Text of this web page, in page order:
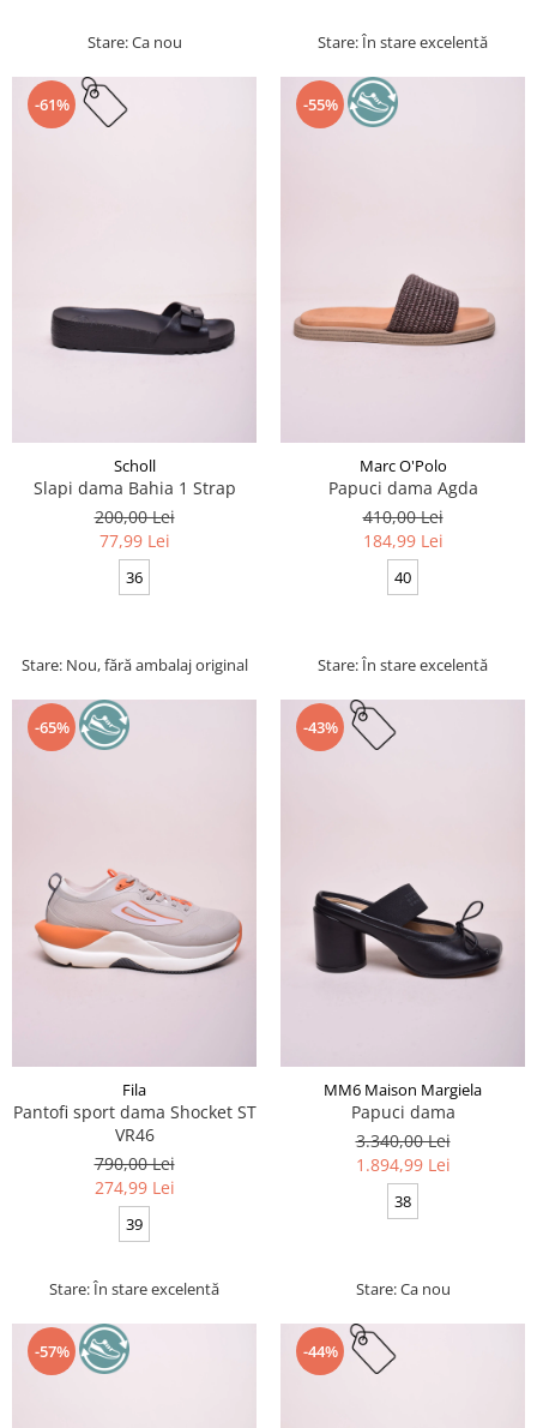
Stare: Ca nou Stare: În stare excelentă
-61%
Scholl
Slapi dama Bahia 1 Strap
200,00 Lei
77,99 Lei
36
Stare: Nou, fără ambalaj original
-55%
Marc O'Polo
Papuci dama Agda
410,00 Lei
184,99 Lei
40
Stare: În stare excelentă
-65%
Fila
Pantofi sport dama Shocket ST
VR46
790,00 Lei
274,99 Lei
39
Stare: În stare excelentă
-43%
MM6 Maison Margiela
Papuci dama
3.340,00 Lei
1.894,99 Lei
38
Stare: Ca nou
-57% -44%